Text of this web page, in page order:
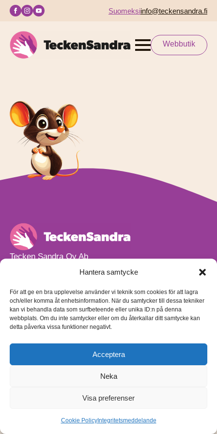
Hantera samtycke
För att ge en bra upplevelse använder vi teknik som cookies för att lagra
och/eller komma åt enhetsinformation. När du samtycker till dessa tekniker
kan vi behandla data som surfbeteende eller unika ID:n på denna
webbplats. Om du inte samtycker eller om du återkallar ditt samtycke kan
detta påverka vissa funktioner negativt.
Acceptera
Neka
Visa preferenser
Cookie PolicyIntegritetsmeddelande
Suomeksiinfo@teckensandra.fi
Webbutik
Tecken Sandra Oy Ab
info@teckensandra.fi
Vårt verksamhetsutrymme HÖRNAN ligger i Sibbo.
Torpvägen 9 B 13,
01150 Söderkulla
Beställnings- och leveransvillkor
Sekretesspolicy
(på finska)